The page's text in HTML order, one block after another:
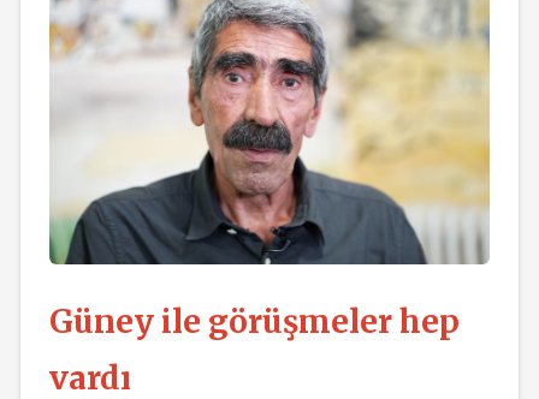
Güney ile görüşmeler hep
vardı